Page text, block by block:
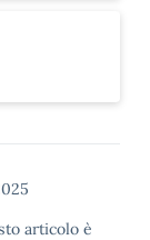
articolo è